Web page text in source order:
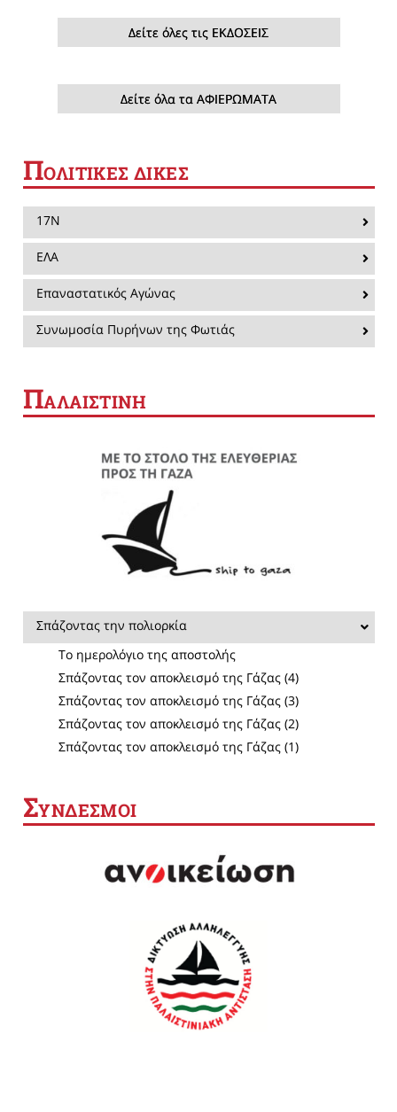
Δείτε όλες τις ΕΚΔΟΣΕΙΣ
Δείτε όλα τα ΑΦΙΕΡΩΜΑΤΑ
ΠΟΛΙΤΙΚΕΣ ΔΙΚΕΣ
17Ν
ΕΛΑ
Επαναστατικός Αγώνας
Συνωμοσία Πυρήνων της Φωτιάς
ΠΑΛΑΙΣΤΙΝΗ
Σπάζοντας την πολιορκία
Το ημερολόγιο της αποστολής
Σπάζοντας τον αποκλεισμό της Γάζας (4)
Σπάζοντας τον αποκλεισμό της Γάζας (3)
Σπάζοντας τον αποκλεισμό της Γάζας (2)
Σπάζοντας τον αποκλεισμό της Γάζας (1)
ΣΥΝΔΕΣΜΟΙ